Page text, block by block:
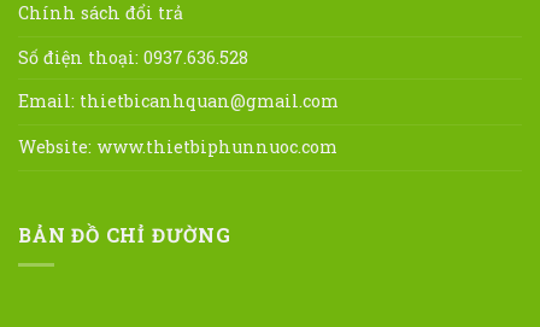
Chính sách đổi trả
Số điện thoại: 0937.636.528
Email: thietbicanhquan@gmail.com
Website: www.thietbiphunnuoc.com
BẢN ĐỒ CHỈ ĐƯỜNG